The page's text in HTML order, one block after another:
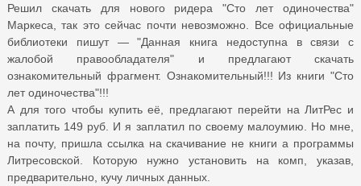
Решил скачать для нового ридера "Сто лет одиночества"
Маркеса, так это сейчас почти невозможно. Все официальные
библиотеки пишут — "Данная книга недоступна в связи с
жалобой правообладателя" и предлагают скачать
ознакомительный фрагмент. Ознакомительный!!! Из книги "Сто
лет одиночества"!!!
А для того чтобы купить её, предлагают перейти на ЛитРес и
заплатить 149 руб. И я заплатил по своему малоумию. Но мне,
на почту, пришла ссылка на скачивание не книги а программы
Литресовской. Которую нужно установить на комп, указав,
предварительно, кучу личных данных.